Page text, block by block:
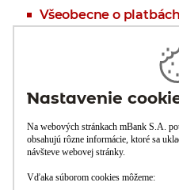
Všeobecne o platbách
SWIFT platba do
Košík platieb
Zoznam
Číslo účtu